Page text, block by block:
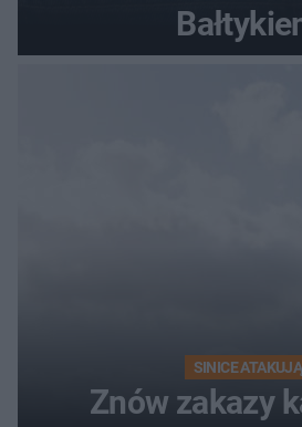
SINICE ATAKUJĄ
Znów zakazy